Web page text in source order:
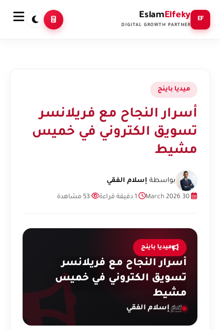
EF
EslamElfeky
DIGITAL GROWTH PARTNER
ميديا باينج
أسرار النجاح مع فريلانسر
تسويق الكتروني في خميس
مشيط
بواسطة إسلام الفقي
ميديا باينج
أسرار النجاح مع فريلانسر
تسويق الكتروني في خميس
مشيط
إسلام الفقي